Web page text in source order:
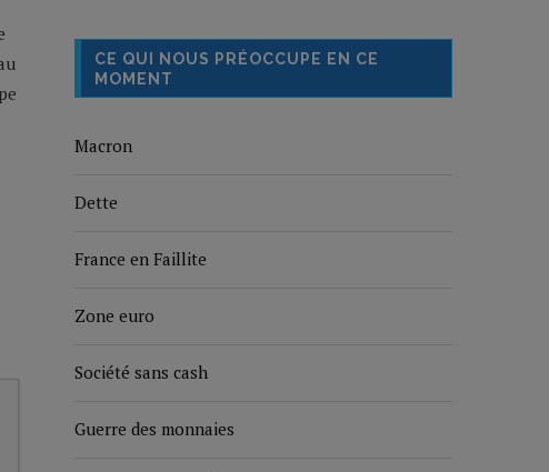
CE QUI NOUS PRÉOCCUPE EN CE
MOMENT
Macron
Dette
France en Faillite
Zone euro
Société sans cash
Guerre des monnaies